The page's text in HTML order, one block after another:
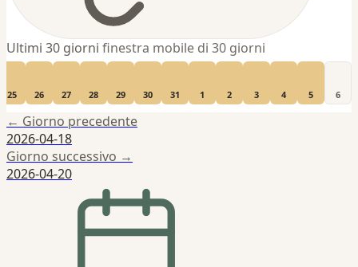
Ultimi 30 giorni finestra mobile di 30 giorni
25 26 27 28 29 30 31 1 2 3 4 5 6
← Giorno precedente
2026-04-18
Giorno successivo →
2026-04-20